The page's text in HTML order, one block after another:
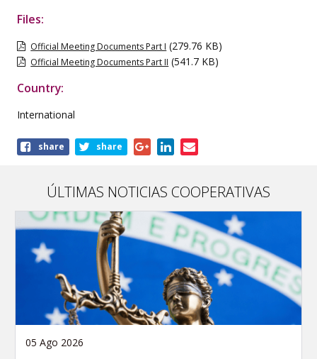
Files:
Official Meeting Documents Part I (279.76 KB)
Official Meeting Documents Part II (541.7 KB)
Country:
International
Shareshare share
ÚLTIMAS NOTICIAS COOPERATIVAS
05 Ago 2026